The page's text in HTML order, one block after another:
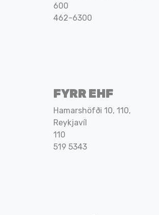
600
462-6300
FYRR EHF
Hamarshöfði 10, 110,
Reykjavíl
110
519 5343